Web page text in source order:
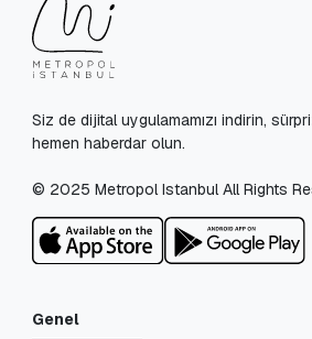
Siz de dijital uygulamamızı indirin,
hemen haberdar olun.
© 2025 Metropol Istanbul All Rights
Genel